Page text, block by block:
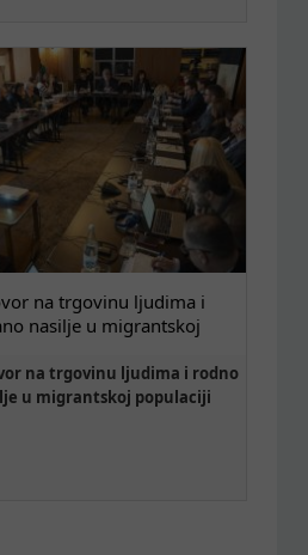
na trgovinu ljudima i
nasilje u migrantskoj
na trgovinu ljudima i rodno
u migrantskoj populaciji